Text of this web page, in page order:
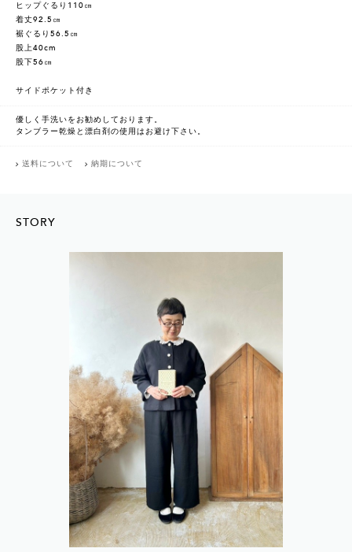
ヒップぐるり110㎝
着丈92.5㎝
裾ぐるり56.5㎝
股上40cm
股下56㎝
サイドポケット付き
優しく手洗いをお勧めしております。
タンブラー乾燥と漂白剤の使用はお避け下さい。
送料について 納期について
STORY